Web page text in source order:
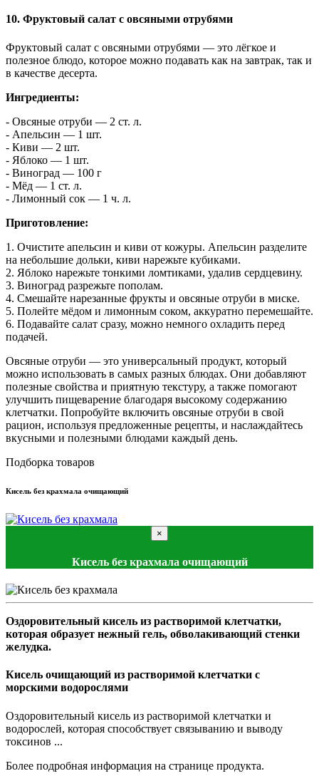
10. Фруктовый салат с овсяными отрубями
Фруктовый салат с овсяными отрубями — это лёгкое и
полезное блюдо, которое можно подавать как на завтрак, так и
в качестве десерта.
Ингредиенты:
- Овсяные отруби — 2 ст. л.
- Апельсин — 1 шт.
- Киви — 2 шт.
- Яблоко — 1 шт.
- Виноград — 100 г
- Мёд — 1 ст. л.
- Лимонный сок — 1 ч. л.
Приготовление:
1. Очистите апельсин и киви от кожуры. Апельсин разделите
на небольшие дольки, киви нарежьте кубиками.
2. Яблоко нарежьте тонкими ломтиками, удалив сердцевину.
3. Виноград разрежьте пополам.
4. Смешайте нарезанные фрукты и овсяные отруби в миске.
5. Полейте мёдом и лимонным соком, аккуратно перемешайте.
6. Подавайте салат сразу, можно немного охладить перед
подачей.
Овсяные отруби — это универсальный продукт, который
можно использовать в самых разных блюдах. Они добавляют
полезные свойства и приятную текстуру, а также помогают
улучшить пищеварение благодаря высокому содержанию
клетчатки. Попробуйте включить овсяные отруби в свой
рацион, используя предложенные рецепты, и наслаждайтесь
вкусными и полезными блюдами каждый день.
Подборка товаров
Кисель без крахмала очищающий
×
Кисель без крахмала очищающий
Оздоровительный кисель из растворимой клетчатки,
которая образует нежный гель, обволакивающий стенки
желудка.
Кисель очищающий из растворимой клетчатки с
морскими водорослями
Оздоровительный кисель из растворимой клетчатки и
водорослей, которая способствует связыванию и выводу
токсинов ...
Более подробная информация на странице продукта.